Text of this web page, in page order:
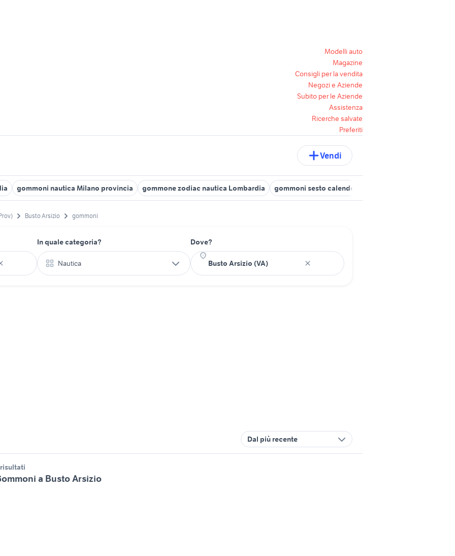
Modelli auto
Magazine
Consigli per la vendita
Negozi e Aziende
Subito per le Aziende
Assistenza
Ricerche salvate
Preferiti
Vendi
gommoni nautica Milano provincia gommone zodiac nautica Lombardia gommoni sesto calende
Busto Arsizio gommoni
In quale categoria?
Nautica
Dove?
Dal più recente
a Busto Arsizio